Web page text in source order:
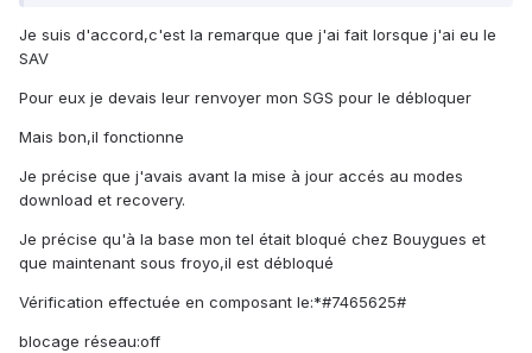
Je suis d'accord,c'est la remarque que j'ai fait lorsque j'ai eu le
SAV
Pour eux je devais leur renvoyer mon SGS pour le débloquer
Mais bon,il fonctionne
Je précise que j'avais avant la mise à jour accés au modes
download et recovery.
Je précise qu'à la base mon tel était bloqué chez Bouygues et
que maintenant sous froyo,il est débloqué
Vérification effectuée en composant le:*#7465625#
blocage réseau:off